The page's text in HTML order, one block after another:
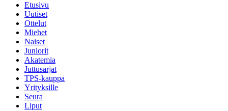
Etusivu
Uutiset
Ottelut
Miehet
Naiset
Juniorit
Akatemia
Juttusarjat
TPS-kauppa
Yrityksille
Seura
Liput